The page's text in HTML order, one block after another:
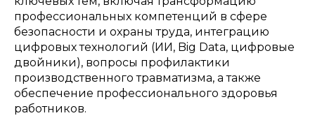
профессиональных компетенций в сфере
безопасности и охраны труда, интеграцию
цифровых технологий (ИИ, Big Data, цифровые
двойники), вопросы профилактики
производственного травматизма, а также
обеспечение профессионального здоровья
работников.